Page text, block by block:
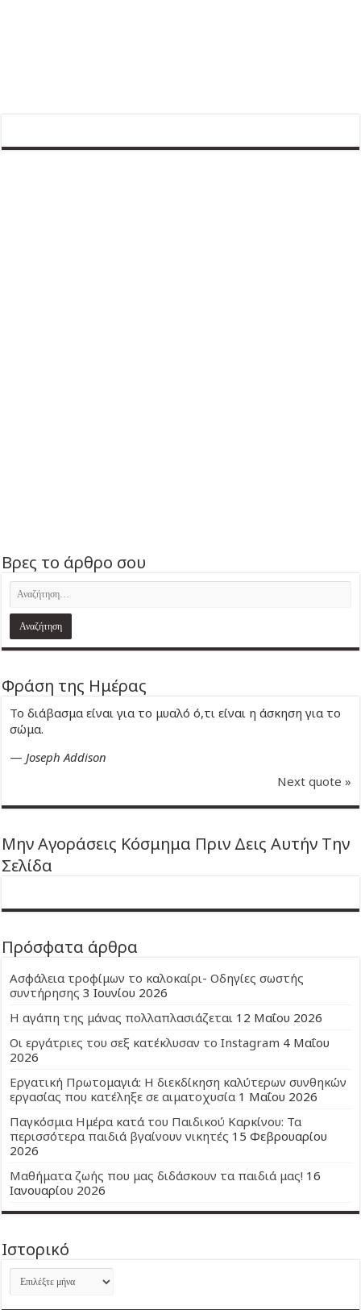
Βρες το άρθρο σου
Φράση της Ημέρας
Το διάβασμα είναι για το μυαλό ό,τι είναι η άσκηση για το
σώμα.
—Joseph Addison
Next quote »
Μην Αγοράσεις Κόσμημα Πριν Δεις Αυτήν Την
Σελίδα
Πρόσφατα άρθρα
Ασφάλεια τροφίμων το καλοκαίρι- Οδηγίες σωστής
συντήρησης 3 Ιουνίου 2026
Η αγάπη της μάνας πολλαπλασιάζεται 12 Μαΐου 2026
Οι εργάτριες του σεξ κατέκλυσαν το Instagram 4 Μαΐου
2026
Εργατική Πρωτομαγιά: Η διεκδίκηση καλύτερων συνθηκών
εργασίας που κατέληξε σε αιματοχυσία 1 Μαΐου 2026
Παγκόσμια Ημέρα κατά του Παιδικού Καρκίνου: Τα
περισσότερα παιδιά βγαίνουν νικητές 15 Φεβρουαρίου
2026
Μαθήματα ζωής που μας διδάσκουν τα παιδιά μας! 16
Ιανουαρίου 2026
Ιστορικό
Ιστορικό